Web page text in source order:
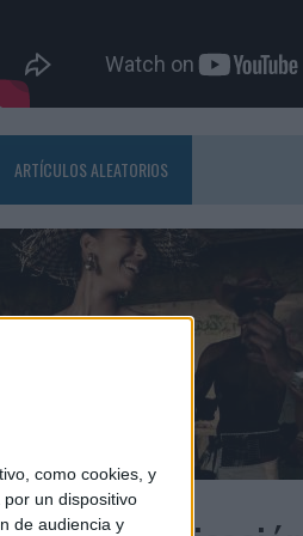
como cookies, y
un dispositivo
de audiencia y
ARTÍCULOS ALEATORIOS
08/2026